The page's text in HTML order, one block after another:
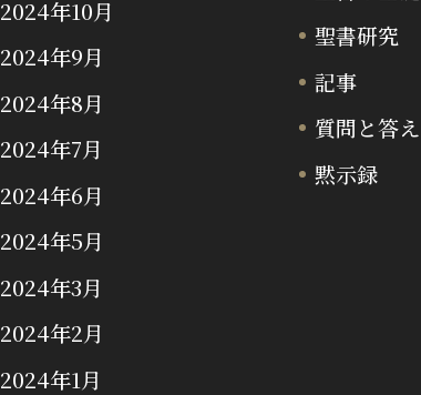
2024年10月
2024年9月
2024年8月
2024年7月
2024年6月
2024年5月
2024年3月
2024年2月
2024年1月
聖書研究
記事
質問と答え
黙示録